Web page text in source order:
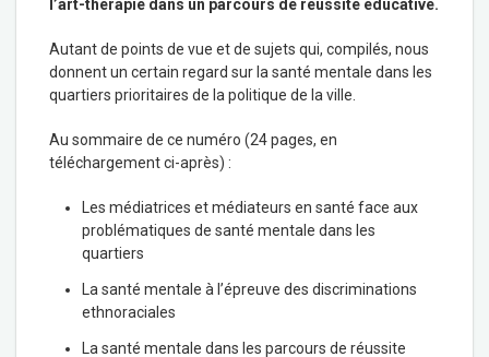
l’art-thérapie dans un parcours de réussite éducative.
Autant de points de vue et de sujets qui, compilés, nous
donnent un certain regard sur la santé mentale dans les
quartiers prioritaires de la politique de la ville.
Au sommaire de ce numéro (24 pages, en
téléchargement ci-après) :
Les médiatrices et médiateurs en santé face aux
problématiques de santé mentale dans les
quartiers
La santé mentale à l’épreuve des discriminations
ethnoraciales
La santé mentale dans les parcours de réussite